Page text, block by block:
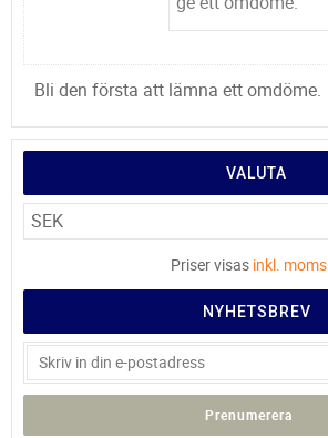
Bli den första att lämna ett omdöme.
VALUTA
Priser visas inkl. moms
NYHETSBREV
Prenumerera